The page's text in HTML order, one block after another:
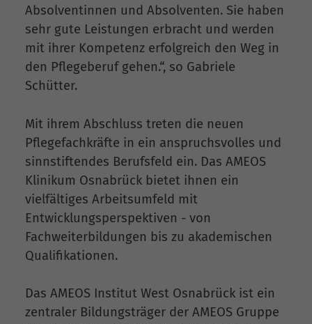
Absolventinnen und Absolventen. Sie haben
sehr gute Leistungen erbracht und werden
mit ihrer Kompetenz erfolgreich den Weg in
den Pflegeberuf gehen.“, so Gabriele
Schütter.
Mit ihrem Abschluss treten die neuen
Pflegefachkräfte in ein anspruchsvolles und
sinnstiftendes Berufsfeld ein. Das AMEOS
Klinikum Osnabrück bietet ihnen ein
vielfältiges Arbeitsumfeld mit
Entwicklungsperspektiven - von
Fachweiterbildungen bis zu akademischen
Qualifikationen.
Das AMEOS Institut West Osnabrück ist ein
zentraler Bildungsträger der AMEOS Gruppe